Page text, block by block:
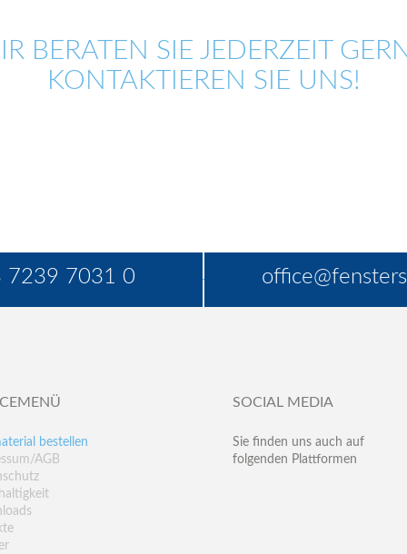
BERATEN SIE JEDERZEIT
KONTAKTIEREN SIE UNS!
7239 7031 0
bestellen
AGB
SOCIAL MEDIA
Sie finden uns auch auf
folgenden Plattformen